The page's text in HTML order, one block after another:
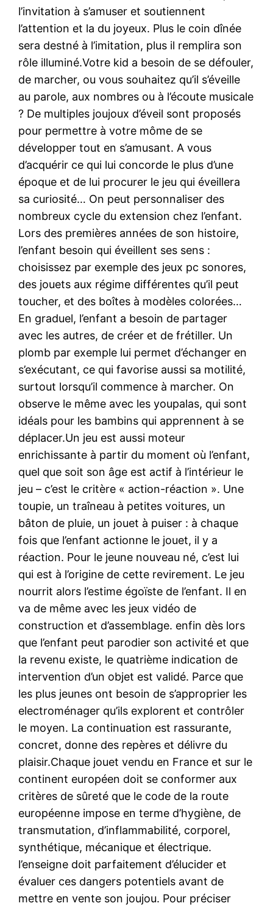
l’invitation à s’amuser et soutiennent
l’attention et la du joyeux. Plus le coin dînée
sera destné à l’imitation, plus il remplira son
rôle illuminé.Votre kid a besoin de se défouler,
de marcher, ou vous souhaitez qu’il s’éveille
au parole, aux nombres ou à l’écoute musicale
? De multiples joujoux d’éveil sont proposés
pour permettre à votre môme de se
développer tout en s’amusant. A vous
d’acquérir ce qui lui concorde le plus d’une
époque et de lui procurer le jeu qui éveillera
sa curiosité… On peut personnaliser des
nombreux cycle du extension chez l’enfant.
Lors des premières années de son histoire,
l’enfant besoin qui éveillent ses sens :
choisissez par exemple des jeux pc sonores,
des jouets aux régime différentes qu’il peut
toucher, et des boîtes à modèles colorées…
En graduel, l’enfant a besoin de partager
avec les autres, de créer et de frétiller. Un
plomb par exemple lui permet d’échanger en
s’exécutant, ce qui favorise aussi sa motilité,
surtout lorsqu’il commence à marcher. On
observe le même avec les youpalas, qui sont
idéals pour les bambins qui apprennent à se
déplacer.Un jeu est aussi moteur
enrichissante à partir du moment où l’enfant,
quel que soit son âge est actif à l’intérieur le
jeu – c’est le critère « action-réaction ». Une
toupie, un traîneau à petites voitures, un
bâton de pluie, un jouet à puiser : à chaque
fois que l’enfant actionne le jouet, il y a
réaction. Pour le jeune nouveau né, c’est lui
qui est à l’origine de cette revirement. Le jeu
nourrit alors l’estime égoïste de l’enfant. Il en
va de même avec les jeux vidéo de
construction et d’assemblage. enfin dès lors
que l’enfant peut parodier son activité et que
la revenu existe, le quatrième indication de
intervention d’un objet est validé. Parce que
les plus jeunes ont besoin de s’approprier les
electroménager qu’ils explorent et contrôler
le moyen. La continuation est rassurante,
concret, donne des repères et délivre du
plaisir.Chaque jouet vendu en France et sur le
continent européen doit se conformer aux
critères de sûreté que le code de la route
européenne impose en terme d’hygiène, de
transmutation, d’inflammabilité, corporel,
synthétique, mécanique et électrique.
l’enseigne doit parfaitement d’élucider et
évaluer ces dangers potentiels avant de
mettre en vente son joujou. Pour préciser